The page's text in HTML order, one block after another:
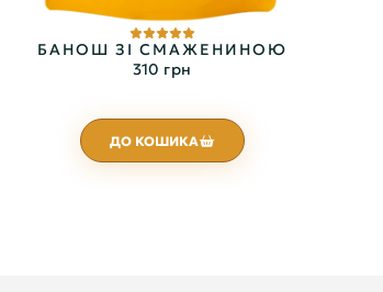
БАНОШ ЗІ СМАЖЕНИНОЮ
310 грн
ДО КОШИКА